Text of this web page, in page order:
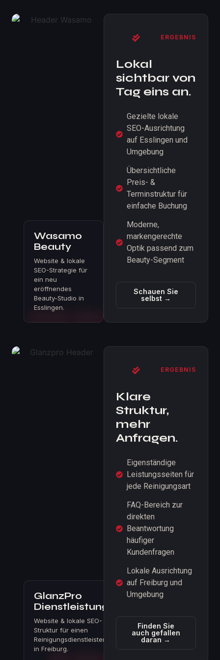
Wasamo
Beauty
Website & lokale
SEO-Strategie für
ein neu
eröffnendes
Beauty-Studio in
Esslingen.
ERGEBNIS
Lokal
sichtbar von
Tag eins an.
Gezielte lokale
SEO-Ausrichtung
auf Esslingen und
Umgebung
Übersichtliche
Preis- &
Terminstruktur für
einfache Buchung
Moderne,
markengerechte
Optik passend zum
Beauty-Segment
Schauen Sie
selbst →
GlanzPro
Dienstleistungen
Website & lokale SEO-
Struktur für einen
Reinigungsdienstleister
in Freiburg.
ERGEBNIS
Klare
Struktur,
mehr
Anfragen.
Eigenständige
Leistungsseiten für
jede Reinigungsart
FAQ-Bereich zur
direkten
Beantwortung
häufiger
Kundenfragen
Lokale Ausrichtung
auf Freiburg und
Umgebung
Finden Sie
auch gefallen
daran →